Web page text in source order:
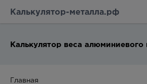
Калькулятор-металла.рф
Калькулятор веса алюминиевого
Главная